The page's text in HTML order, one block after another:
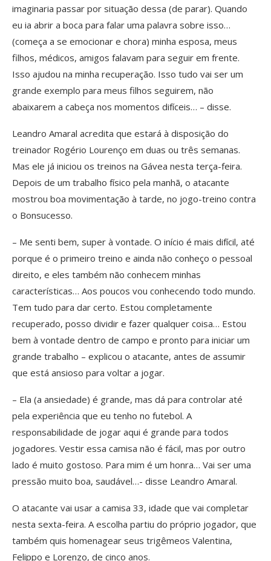
imaginaria passar por situação dessa (de parar). Quando
eu ia abrir a boca para falar uma palavra sobre isso…
(começa a se emocionar e chora) minha esposa, meus
filhos, médicos, amigos falavam para seguir em frente.
Isso ajudou na minha recuperação. Isso tudo vai ser um
grande exemplo para meus filhos seguirem, não
abaixarem a cabeça nos momentos difíceis… – disse.
Leandro Amaral acredita que estará à disposição do
treinador Rogério Lourenço em duas ou três semanas.
Mas ele já iniciou os treinos na Gávea nesta terça-feira.
Depois de um trabalho físico pela manhã, o atacante
mostrou boa movimentação à tarde, no jogo-treino contra
o Bonsucesso.
– Me senti bem, super à vontade. O início é mais difícil, até
porque é o primeiro treino e ainda não conheço o pessoal
direito, e eles também não conhecem minhas
características… Aos poucos vou conhecendo todo mundo.
Tem tudo para dar certo. Estou completamente
recuperado, posso dividir e fazer qualquer coisa… Estou
bem à vontade dentro de campo e pronto para iniciar um
grande trabalho – explicou o atacante, antes de assumir
que está ansioso para voltar a jogar.
– Ela (a ansiedade) é grande, mas dá para controlar até
pela experiência que eu tenho no futebol. A
responsabilidade de jogar aqui é grande para todos
jogadores. Vestir essa camisa não é fácil, mas por outro
lado é muito gostoso. Para mim é um honra… Vai ser uma
pressão muito boa, saudável…- disse Leandro Amaral.
O atacante vai usar a camisa 33, idade que vai completar
nesta sexta-feira. A escolha partiu do próprio jogador, que
também quis homenagear seus trigêmeos Valentina,
Felippo e Lorenzo, de cinco anos.